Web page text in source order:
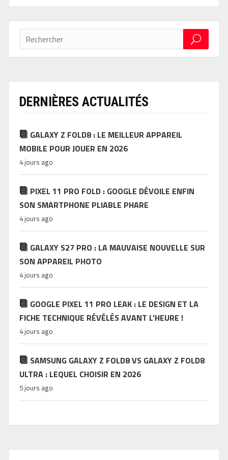
DERNIÈRES ACTUALITÉS
GALAXY Z FOLD8 : LE MEILLEUR APPAREIL
MOBILE POUR JOUER EN 2026
4 jours ago
PIXEL 11 PRO FOLD : GOOGLE DÉVOILE ENFIN
SON SMARTPHONE PLIABLE PHARE
4 jours ago
GALAXY S27 PRO : LA MAUVAISE NOUVELLE SUR
SON APPAREIL PHOTO
4 jours ago
GOOGLE PIXEL 11 PRO LEAK : LE DESIGN ET LA
FICHE TECHNIQUE RÉVÉLÉS AVANT L’HEURE !
4 jours ago
SAMSUNG GALAXY Z FOLD8 VS GALAXY Z FOLD8
ULTRA : LEQUEL CHOISIR EN 2026
5 jours ago